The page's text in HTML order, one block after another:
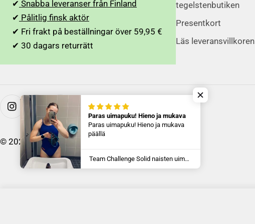
✔ Snabba leveranser från Finland
✔ Pålitlig finsk aktör
✔ Fri frakt på beställningar över 59,95 €
✔ 30 dagars returrätt
tegelstenbutiken
Presentkort
Läs leveransvillkoren
På Instagram
© 2026Aquaction.fi . Powered by Shopify
Paras uimapuku! Hieno ja mukava
Paras uimapuku! Hieno ja mukava
päällä
Team Challenge Solid naisten uimapuku, sininen-oranssi